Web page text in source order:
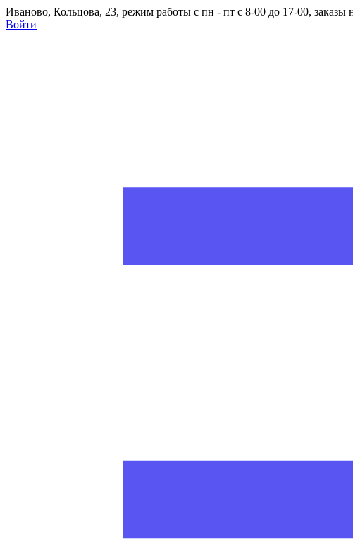
Иваново, Кольцова, 23, режим работы с пн - пт с 8-00 до 17-00, заказы
Войти